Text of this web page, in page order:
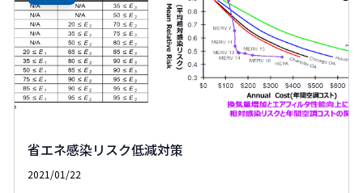
省エネ感染リスク低減対策
2021/01/22